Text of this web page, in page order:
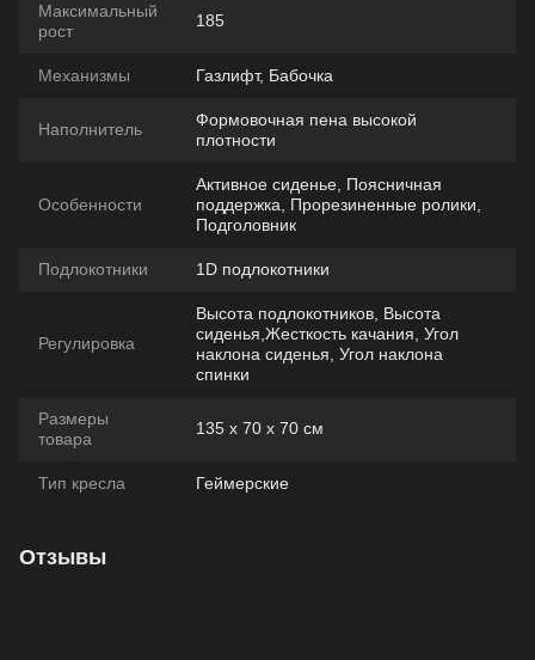
Максимальный
рост
185
Механизмы Газлифт, Бабочка
Наполнитель
Формовочная пена высокой
плотности
Особенности
Активное сиденье, Поясничная
поддержка, Прорезиненные ролики,
Подголовник
Подлокотники 1D подлокотники
Регулировка
Высота подлокотников, Высота
сиденья,Жесткость качания, Угол
наклона сиденья, Угол наклона
спинки
Размеры
товара
135 х 70 х 70 см
Тип кресла Геймерские
Отзывы